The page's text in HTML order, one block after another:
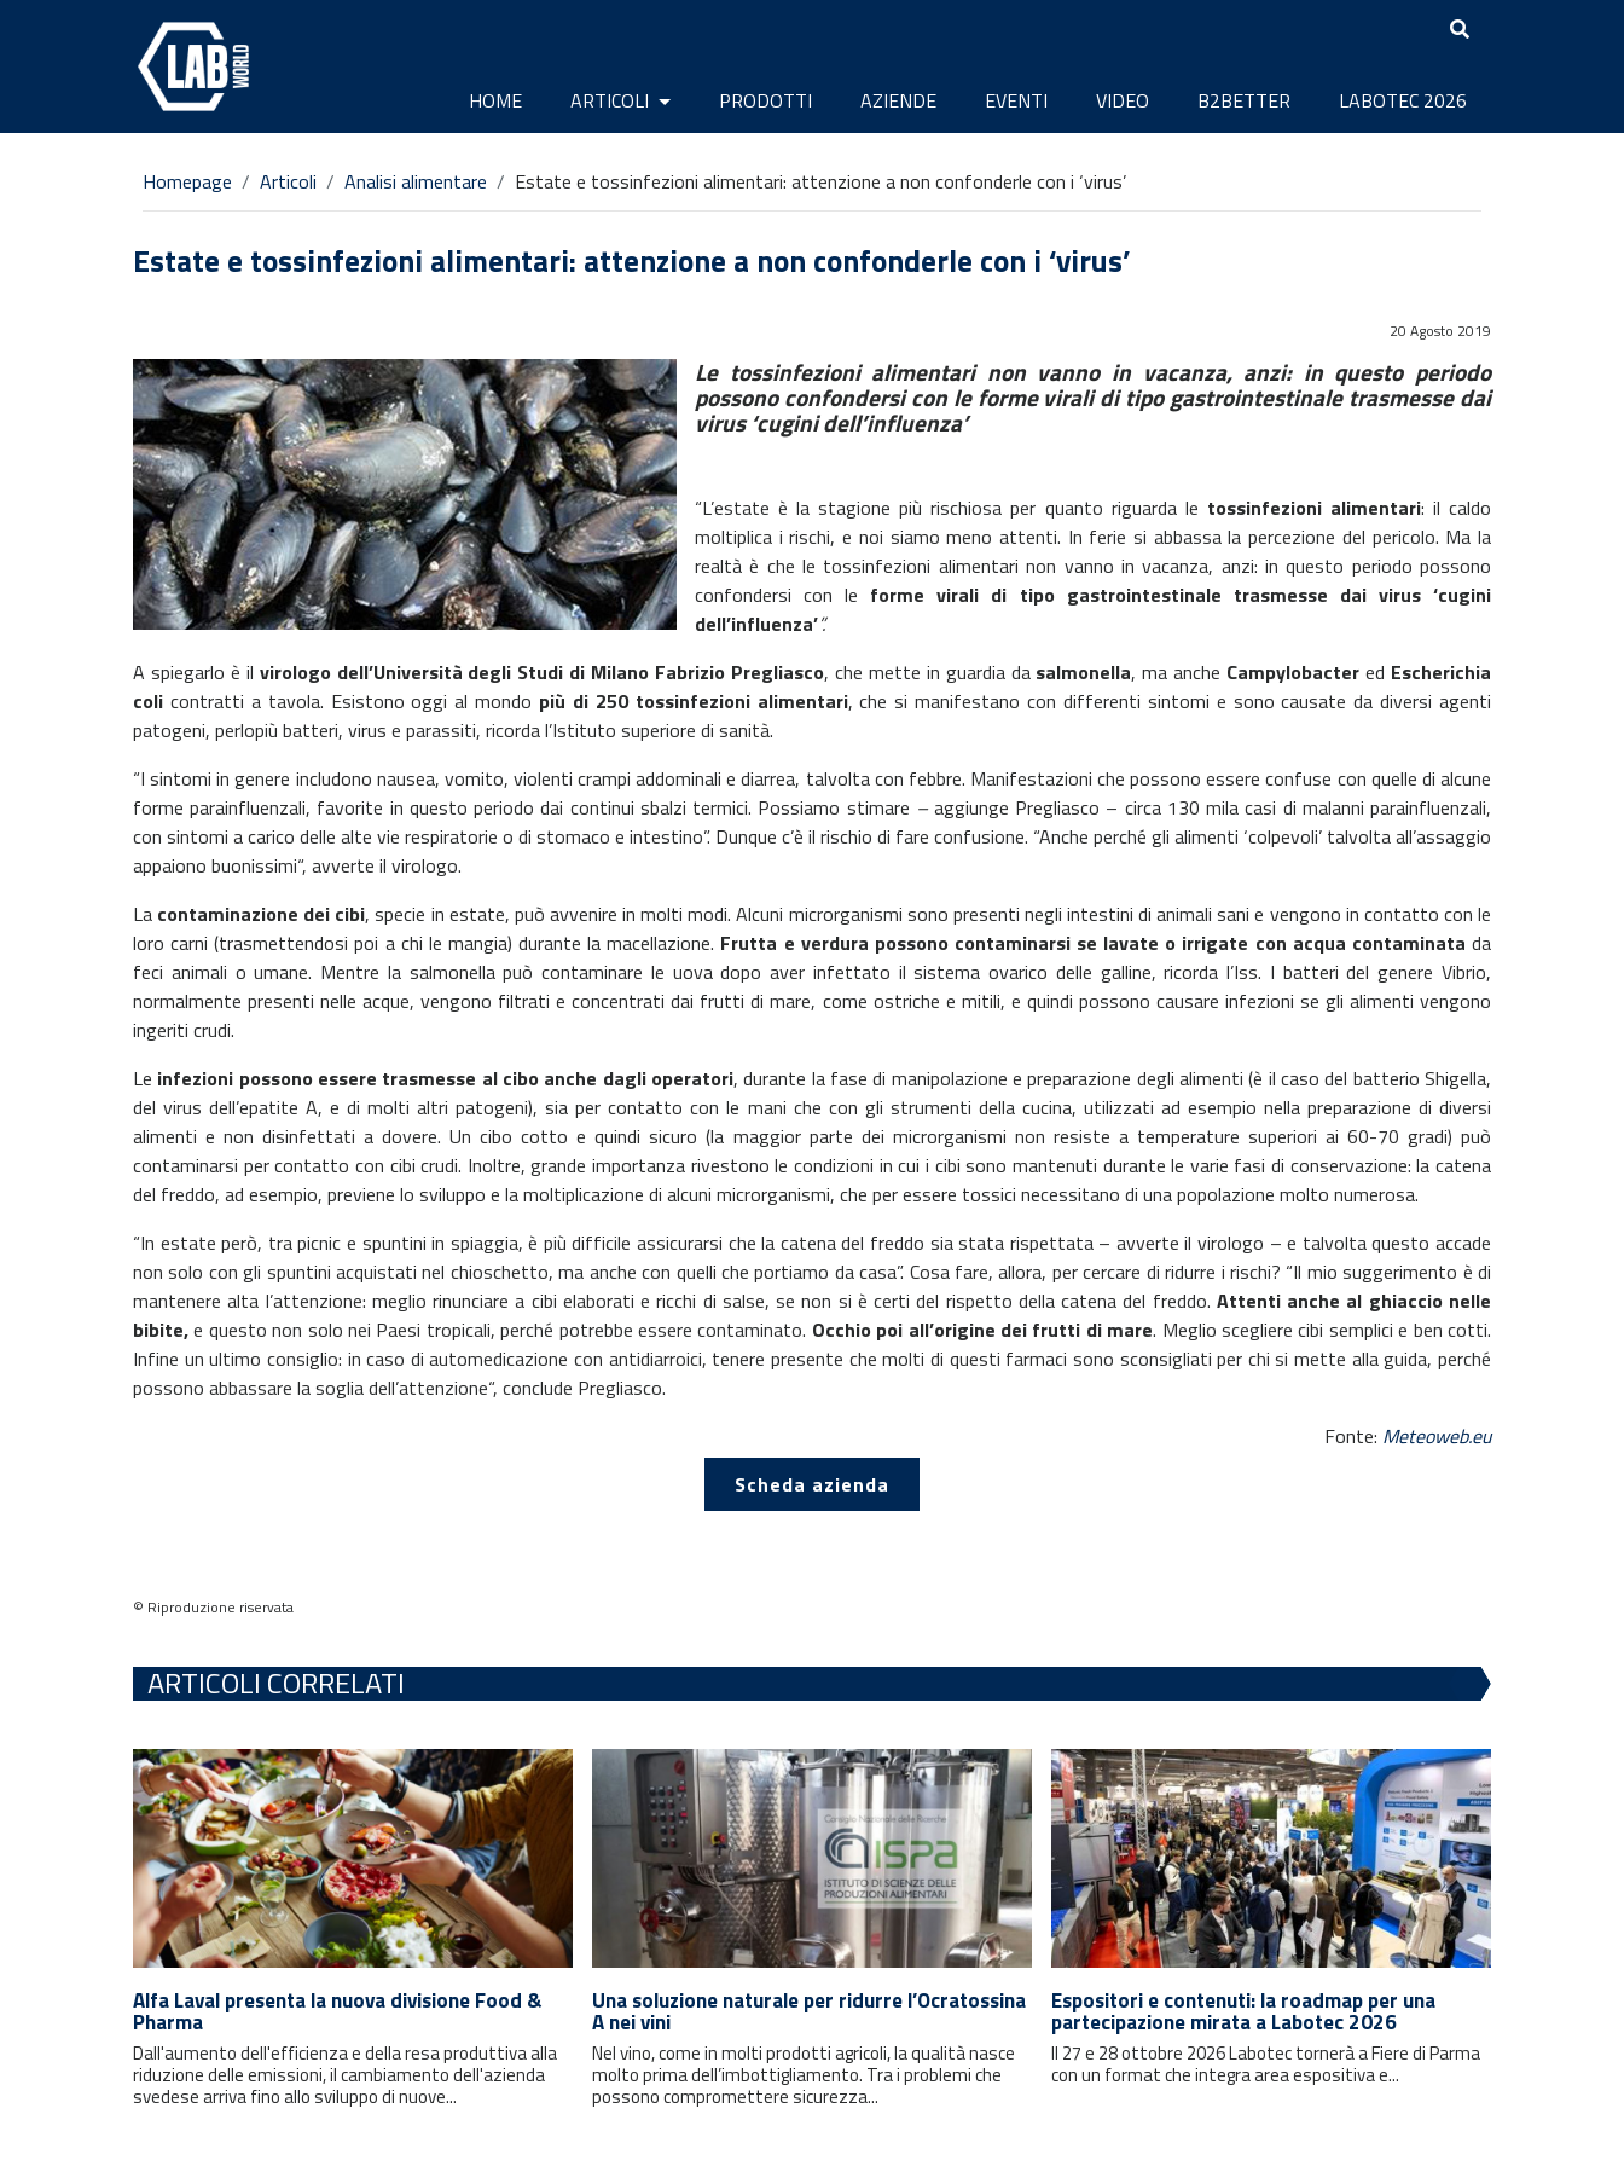
HOME ARTICOLI PRODOTTI AZIENDE EVENTI VIDEO B2BETTER LABOTEC 2026
Homepage Articoli Analisi alimentare Estate e tossinfezioni alimentari: attenzione a non confonderle con i ‘virus’
Estate e tossinfezioni alimentari: attenzione a non confonderle con i ‘virus’
20 Agosto 2019
Le tossinfezioni alimentari non vanno in vacanza, anzi: in questo periodo
possono confondersi con le forme virali di tipo gastrointestinale trasmesse dai
virus ‘cugini dell’influenza’
“L’estate è la stagione più rischiosa per quanto riguarda le tossinfezioni alimentari: il caldo
moltiplica i rischi, e noi siamo meno attenti. In ferie si abbassa la percezione del pericolo. Ma la
realtà è che le tossinfezioni alimentari non vanno in vacanza, anzi: in questo periodo possono
confondersi con le forme virali di tipo gastrointestinale trasmesse dai virus ‘cugini
dell’influenza’”.
A spiegarlo è il virologo dell’Università degli Studi di Milano Fabrizio Pregliasco, che mette in guardia da salmonella, ma anche Campylobacter ed Escherichia
coli contratti a tavola. Esistono oggi al mondo più di 250 tossinfezioni alimentari, che si manifestano con differenti sintomi e sono causate da diversi agenti
patogeni, perlopiù batteri, virus e parassiti, ricorda l’Istituto superiore di sanità.
“I sintomi in genere includono nausea, vomito, violenti crampi addominali e diarrea, talvolta con febbre. Manifestazioni che possono essere confuse con quelle di alcune
forme parainfluenzali, favorite in questo periodo dai continui sbalzi termici. Possiamo stimare –aggiunge Pregliasco – circa 130 mila casi di malanni parainfluenzali,
con sintomi a carico delle alte vie respiratorie o di stomaco e intestino”. Dunque c’è il rischio di fare confusione. “Anche perché gli alimenti ‘colpevoli’ talvolta all’assaggio
appaiono buonissimi“, avverte il virologo.
La contaminazione dei cibi, specie in estate, può avvenire in molti modi. Alcuni microrganismi sono presenti negli intestini di animali sani e vengono in contatto con le
loro carni (trasmettendosi poi a chi le mangia) durante la macellazione. Frutta e verdura possono contaminarsi se lavate o irrigate con acqua contaminata da
feci animali o umane. Mentre la salmonella può contaminare le uova dopo aver infettato il sistema ovarico delle galline, ricorda l’Iss. I batteri del genere Vibrio,
normalmente presenti nelle acque, vengono filtrati e concentrati dai frutti di mare, come ostriche e mitili, e quindi possono causare infezioni se gli alimenti vengono
ingeriti crudi.
Le infezioni possono essere trasmesse al cibo anche dagli operatori, durante la fase di manipolazione e preparazione degli alimenti (è il caso del batterio Shigella,
del virus dell’epatite A, e di molti altri patogeni), sia per contatto con le mani che con gli strumenti della cucina, utilizzati ad esempio nella preparazione di diversi
alimenti e non disinfettati a dovere. Un cibo cotto e quindi sicuro (la maggior parte dei microrganismi non resiste a temperature superiori ai 60-70 gradi) può
contaminarsi per contatto con cibi crudi. Inoltre, grande importanza rivestono le condizioni in cui i cibi sono mantenuti durante le varie fasi di conservazione: la catena
del freddo, ad esempio, previene lo sviluppo e la moltiplicazione di alcuni microrganismi, che per essere tossici necessitano di una popolazione molto numerosa.
“In estate però, tra picnic e spuntini in spiaggia, è più difficile assicurarsi che la catena del freddo sia stata rispettata – avverte il virologo – e talvolta questo accade
non solo con gli spuntini acquistati nel chioschetto, ma anche con quelli che portiamo da casa”. Cosa fare, allora, per cercare di ridurre i rischi? “Il mio suggerimento è di
mantenere alta l’attenzione: meglio rinunciare a cibi elaborati e ricchi di salse, se non si è certi del rispetto della catena del freddo. Attenti anche al ghiaccio nelle
bibite,e questo non solo nei Paesi tropicali, perché potrebbe essere contaminato. Occhio poi all’origine dei frutti di mare. Meglio scegliere cibi semplici e ben cotti.
Infine un ultimo consiglio: in caso di automedicazione con antidiarroici, tenere presente che molti di questi farmaci sono sconsigliati per chi si mette alla guida, perché
possono abbassare la soglia dell’attenzione“, conclude Pregliasco.
Fonte: Meteoweb.eu
Scheda azienda
© Riproduzione riservata
ARTICOLI CORRELATI
Alfa Laval presenta la nuova divisione Food &
Pharma
Dall'aumento dell'efficienza e della resa produttiva alla
riduzione delle emissioni, il cambiamento dell'azienda
svedese arriva fino allo sviluppo di nuove...
Una soluzione naturale per ridurre l’Ocratossina
A nei vini
Nel vino, come in molti prodotti agricoli, la qualità nasce
molto prima dell’imbottigliamento. Tra i problemi che
possono compromettere sicurezza...
Espositori e contenuti: la roadmap per una
partecipazione mirata a Labotec 2026
Il 27 e 28 ottobre 2026 Labotec tornerà a Fiere di Parma
con un format che integra area espositiva e...
Rimani sempre aggiornato con le
ultime notizie e i prossimi eventi.